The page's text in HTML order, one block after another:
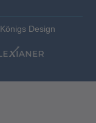
Königs Design